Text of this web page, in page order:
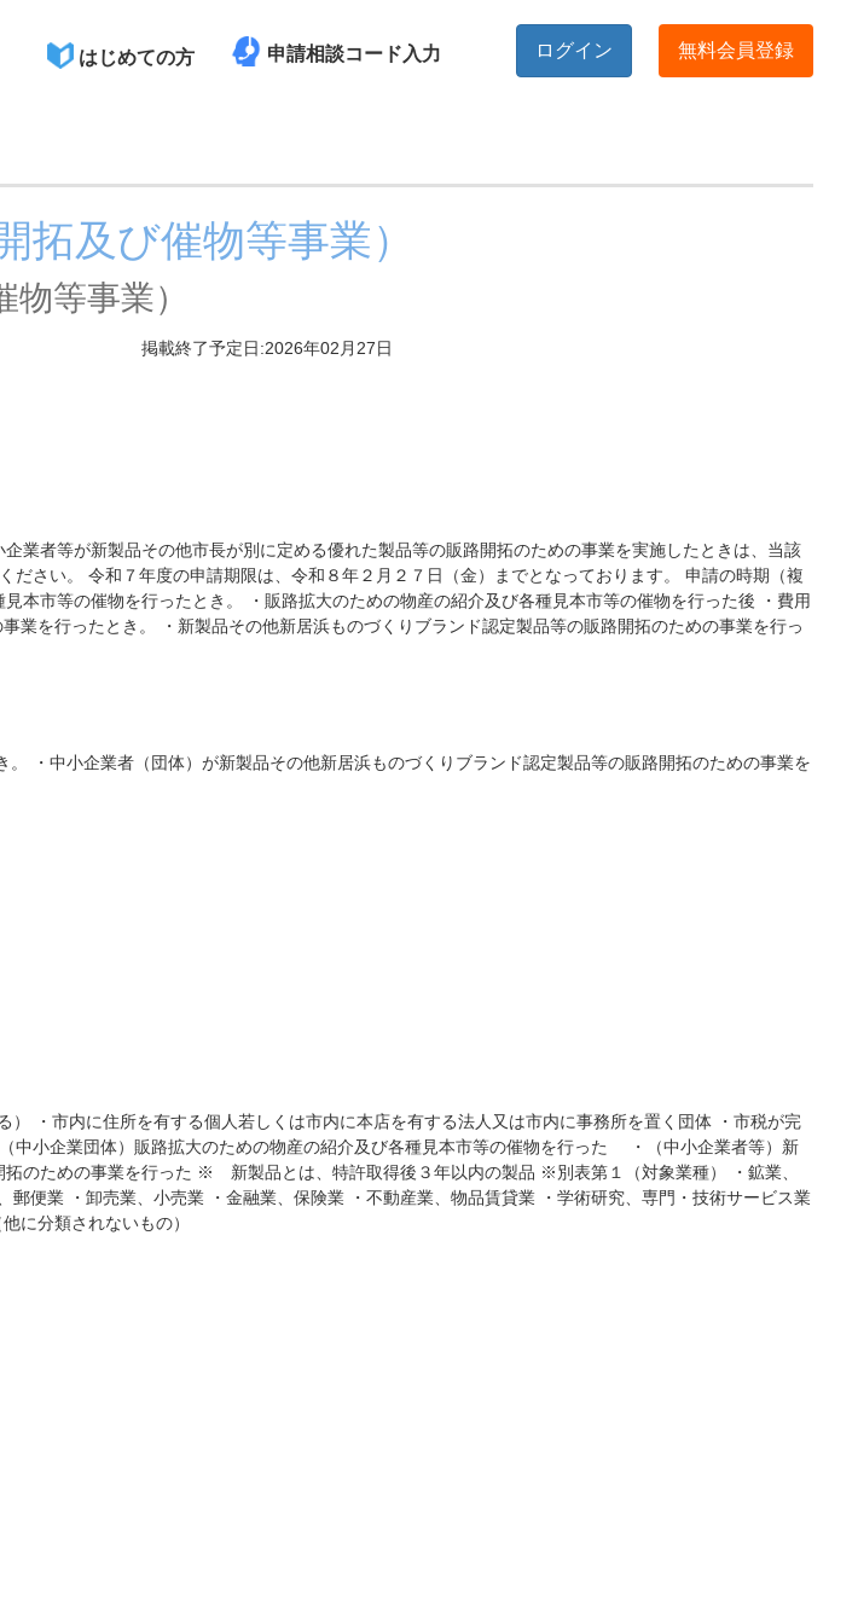
はじめての方 申請相談コード入力 ログイン 無料会員登録
拓及び催物等事業）
等事業）
掲載終了予定日:2026年02月27日
業者等が新製品その他市長が別に定める優れた製品等の販路開拓のための事業を実施したときは、当該
さい。 令和７年度の申請期限は、令和８年２月２７日（金）までとなっております。 申請の時期（複
本市等の催物を行ったとき。 ・販路拡大のための物産の紹介及び各種見本市等の催物を行った後 ・費用
を行ったとき。 ・新製品その他新居浜ものづくりブランド認定製品等の販路開拓のための事業を行っ
・中小企業者（団体）が新製品その他新居浜ものづくりブランド認定製品等の販路開拓のための事業を
・市内に住所を有する個人若しくは市内に本店を有する法人又は市内に事務所を置く団体 ・市税が完
中小企業団体）販路拡大のための物産の紹介及び各種見本市等の催物を行った ・（中小企業者等）新
のための事業を行った ※ 新製品とは、特許取得後３年以内の製品 ※別表第１（対象業種） ・鉱業、
便業 ・卸売業、小売業 ・金融業、保険業 ・不動産業、物品賃貸業 ・学術研究、専門・技術サービス業
に分類されないもの）